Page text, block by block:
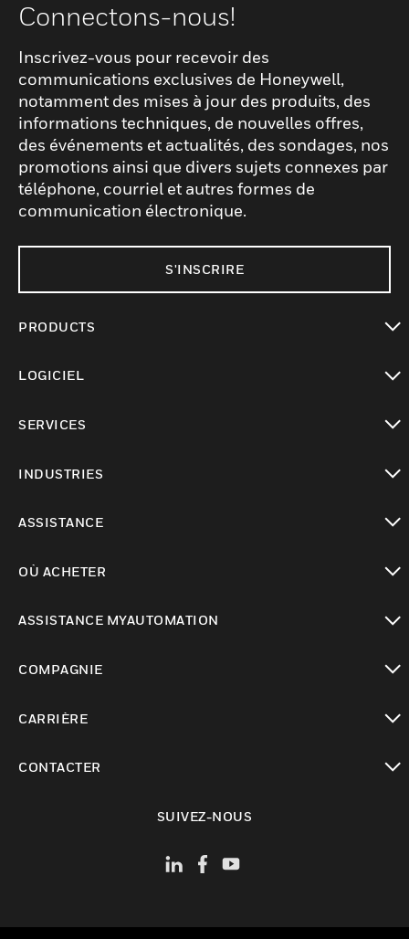
Connectons-nous!
Inscrivez-vous pour recevoir des
communications exclusives de Honeywell,
notamment des mises à jour des produits, des
informations techniques, de nouvelles offres,
des événements et actualités, des sondages, nos
promotions ainsi que divers sujets connexes par
téléphone, courriel et autres formes de
communication électronique.
S'INSCRIRE
PRODUCTS
LOGICIEL
SERVICES
INDUSTRIES
ASSISTANCE
OÙ ACHETER
ASSISTANCE MYAUTOMATION
COMPAGNIE
CARRIÈRE
CONTACTER
SUIVEZ-NOUS